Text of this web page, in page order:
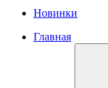
Новинки
Главная